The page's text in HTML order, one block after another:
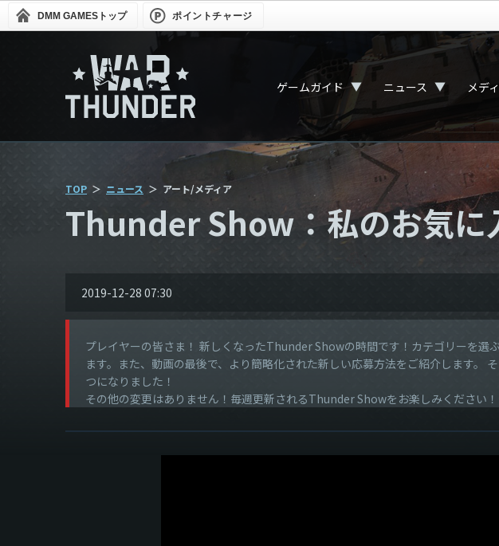
DMM GAMES トップ ポイントチャージ
ゲームガイド ▼ ニュース ▼ メデ
TOP ニュース アート/メディア
Thunder Show：私のお気に
2019-12-28 07:30
プレイヤーの皆さま！ 新しくなったThunder Showの時間です！カテゴリーを選
ます。また、動画の最後で、より簡略化された新しい応募方法をご紹介します。
つになりました！
その他の変更はありません！毎週更新されるThunder Showをお楽しみください！